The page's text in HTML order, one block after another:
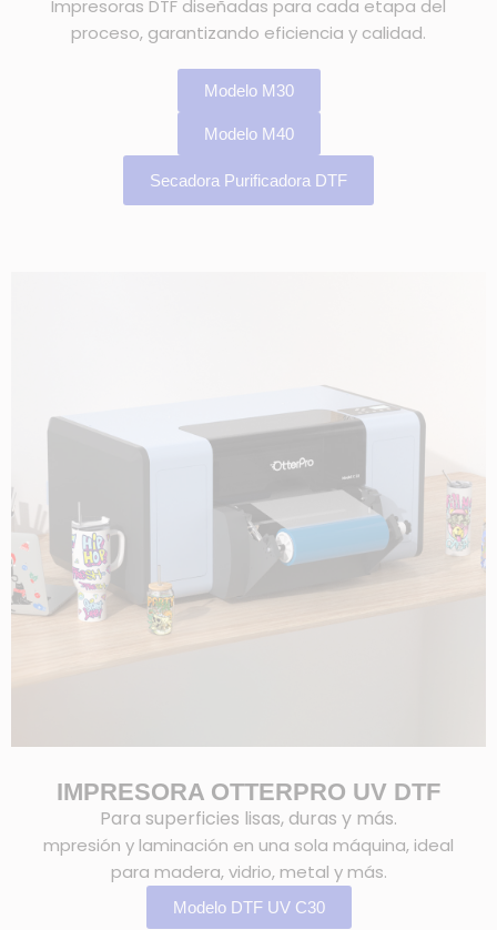
Impresoras DTF diseñadas para cada etapa del
proceso, garantizando eficiencia y calidad.
Modelo M30
Modelo M40
Secadora Purificadora DTF
IMPRESORA OTTERPRO UV DTF
Para superficies lisas, duras y más.
mpresión y laminación en una sola máquina, ideal
para madera, vidrio, metal y más.
Modelo DTF UV C30